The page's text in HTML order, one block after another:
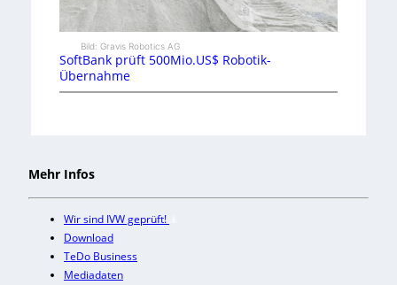
Bild: Gravis Robotics AG
SoftBank prüft 500Mio.US$ Robotik-
Übernahme
Mehr Infos
Wir sind IVW geprüft!
Download
TeDo Business
Mediadaten